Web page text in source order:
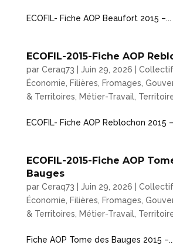
ECOFIL- Fiche AOP Beaufort 2015 –...
ECOFIL-2015-Fiche AOP
par Ceraq73 Juin 29, 2026 Collectif,
Économie
Filières Fromages
& Territoires
Métier-Travail,
ECOFIL- Fiche AOP Reblochon 2015
ECOFIL-2015-Fiche AOP
Bauges
par Ceraq73 Juin 29, 2026 Collectif,
Économie
Filières Fromages
& Territoires
Métier-Travail,
Fiche AOP Tome des Bauges 2015 –...